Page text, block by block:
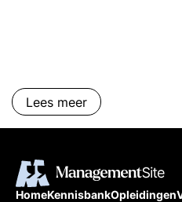
Lees meer
HomeKennisbankOpleidingen